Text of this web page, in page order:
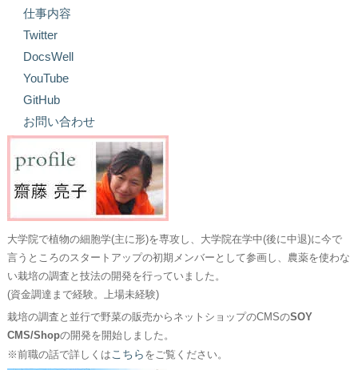
仕事内容
Twitter
DocsWell
YouTube
GitHub
お問い合わせ
大学院で植物の細胞学(主に形)を専攻し、大学院在学中(後に中退)に今で
言うところのスタートアップの初期メンバーとして参画し、農薬を使わな
い栽培の調査と技法の開発を行っていました。
(資金調達まで経験。上場未経験)
栽培の調査と並行で野菜の販売からネットショップのCMSのSOY
CMS/Shopの開発を開始しました。
※前職の話で詳しくはこちら をご覧ください。